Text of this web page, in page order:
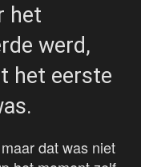
het
werd,
het eerste
dat was niet